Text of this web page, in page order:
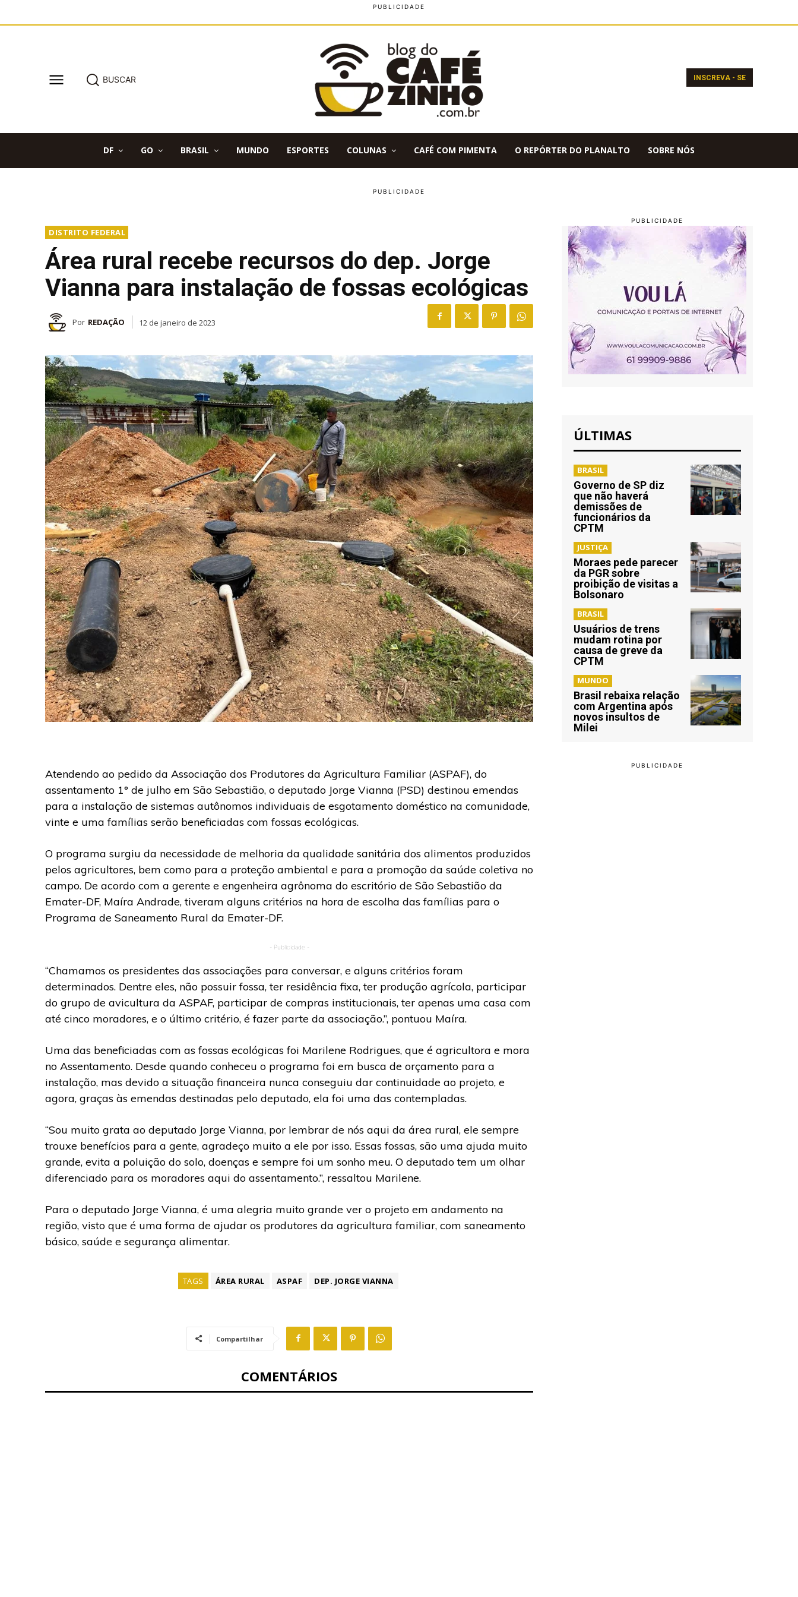
BUSCAR INSCREVA - SE
DF GO BRASIL MUNDO ESPORTES COLUNAS CAFÉ COM PIMENTA O REPÓRTER DO PLANALTO SOBRE NÓS
DISTRITO FEDERAL
Área rural recebe recursos do dep. Jorge
Vianna para instalação de fossas ecológicas
Por REDAÇÃO 12 de janeiro de 2023
Atendendo ao pedido da Associação dos Produtores da Agricultura Familiar (ASPAF), do
assentamento 1° de julho em São Sebastião, o deputado Jorge Vianna (PSD) destinou emendas
para a instalação de sistemas autônomos individuais de esgotamento doméstico na comunidade,
vinte e uma famílias serão beneficiadas com fossas ecológicas.
O programa surgiu da necessidade de melhoria da qualidade sanitária dos alimentos produzidos
pelos agricultores, bem como para a proteção ambiental e para a promoção da saúde coletiva no
campo. De acordo com a gerente e engenheira agrônoma do escritório de São Sebastião da
Emater-DF, Maíra Andrade, tiveram alguns critérios na hora de escolha das famílias para o
Programa de Saneamento Rural da Emater-DF.
- Publicidade -
“Chamamos os presidentes das associações para conversar, e alguns critérios foram
determinados. Dentre eles, não possuir fossa, ter residência fixa, ter produção agrícola, participar
do grupo de avicultura da ASPAF, participar de compras institucionais, ter apenas uma casa com
até cinco moradores, e o último critério, é fazer parte da associação.”, pontuou Maíra.
Uma das beneficiadas com as fossas ecológicas foi Marilene Rodrigues, que é agricultora e mora
no Assentamento. Desde quando conheceu o programa foi em busca de orçamento para a
instalação, mas devido a situação financeira nunca conseguiu dar continuidade ao projeto, e
agora, graças às emendas destinadas pelo deputado, ela foi uma das contempladas.
“Sou muito grata ao deputado Jorge Vianna, por lembrar de nós aqui da área rural, ele sempre
trouxe benefícios para a gente, agradeço muito a ele por isso. Essas fossas, são uma ajuda muito
grande, evita a poluição do solo, doenças e sempre foi um sonho meu. O deputado tem um olhar
diferenciado para os moradores aqui do assentamento.”, ressaltou Marilene.
Para o deputado Jorge Vianna, é uma alegria muito grande ver o projeto em andamento na
região, visto que é uma forma de ajudar os produtores da agricultura familiar, com saneamento
básico, saúde e segurança alimentar.
TAGS ÁREA RURAL ASPAF DEP. JORGE VIANNA
Compartilhar
COMENTÁRIOS
ÚLTIMAS
BRASIL
Governo de SP diz
que não haverá
demissões de
funcionários da
CPTM
JUSTIÇA
Moraes pede parecer
da PGR sobre
proibição de visitas a
Bolsonaro
BRASIL
Usuários de trens
mudam rotina por
causa de greve da
CPTM
MUNDO
Brasil rebaixa relação
com Argentina após
novos insultos de
Milei